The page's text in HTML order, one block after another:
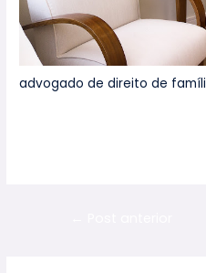
advogado de direito de